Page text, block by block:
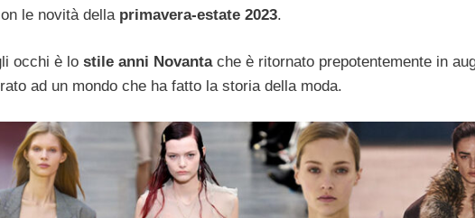
le novità della primavera-estate 2023.
occhi è lo stile anni Novantache è ritornato prepotentemente in
ad un mondo che ha fatto la storia della moda.